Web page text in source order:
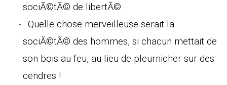
sociÃ©tÃ© de libertÃ©.
Quelle chose merveilleuse serait la
sociÃ©tÃ© des hommes, si chacun mettait de
son bois au feu, au lieu de pleurnicher sur des
cendres !